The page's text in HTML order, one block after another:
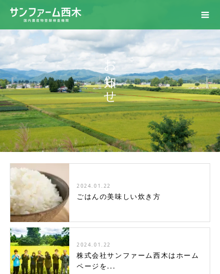
お知らせ
2024.01.22
ごはんの美味しい炊き方
2024.01.22
株式会社サンファーム西木はホーム
ページを...